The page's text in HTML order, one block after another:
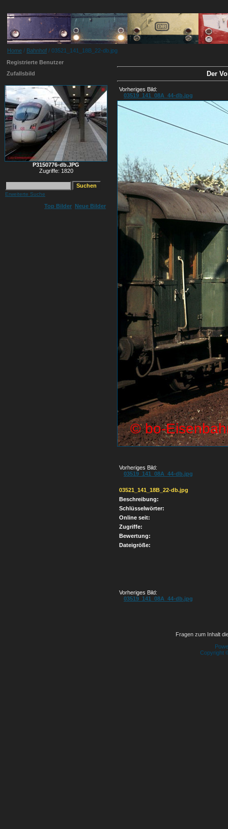
Home / Bahnhof / 03521_141_18B_22-db.jpg
Registrierte Benutzer
Zufallsbild
P3150776-db.JPG
Zugriffe: 1820
Erweiterte Suche
Top Bilder Neue Bilder
Der
Vorheriges Bild:
03519_141_08A_44-db.jpg
Vorheriges Bild:
03519_141_08A_44-db.jpg
03521_141_18B_22-db.jpg
Beschreibung:
Schlüsselwörter:
Online seit:
Zugriffe:
Bewertung:
Dateigröße:
Vorheriges Bild:
03519_141_08A_44-db.jpg
Fragen zum Inhalt
Copyright